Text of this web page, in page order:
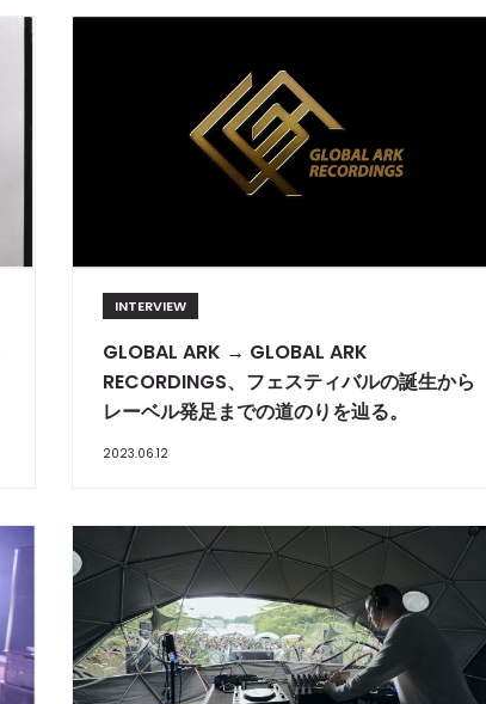
INTERVIEW
GLOBAL ARK → GLOBAL ARK
RECORDINGS、フェスティバルの誕生から
レーベル発足までの道のりを辿る。
2023.06.12